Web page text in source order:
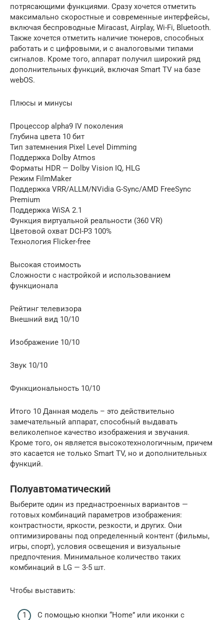
потрясающими функциями. Сразу хочется отметить
максимально скоростные и современные интерфейсы,
включая беспроводные Miracast, Airplay, Wi-Fi, Bluetooth.
Также хочется отметить наличие тюнеров, способных
работать и с цифровыми, и с аналоговыми типами
сигналов. Кроме того, аппарат получил широкий ряд
дополнительных функций, включая Smart TV на базе
webOS.
Плюсы и минусы
Процессор alpha9 IV поколения
Глубина цвета 10 бит
Тип затемнения Pixel Level Dimming
Поддержка Dolby Atmos
Форматы HDR — Dolby Vision IQ, HLG
Режим FilmMaker
Поддержка VRR/ALLM/NVidia G-Sync/AMD FreeSync
Premium
Поддержка WiSA 2.1
Функция виртуальной реальности (360 VR)
Цветовой охват DCI-P3 100%
Технология Flicker-free
Высокая стоимость
Сложности с настройкой и использованием
функционала
Рейтинг телевизора
Внешний вид 10/10
Изображение 10/10
Звук 10/10
Функциональность 10/10
Итого 10 Данная модель – это действительно
замечательный аппарат, способный выдавать
великолепное качество изображения и звучания.
Кроме того, он является высокотехнологичным, причем
это касается не только Smart TV, но и дополнительных
функций.
Полуавтоматический
Выберите один из преднастроенных вариантов —
готовых комбинаций параметров изображения:
контрастности, яркости, резкости, и других. Они
оптимизированы под определенный контент (фильмы,
игры, спорт), условия освещения и визуальные
предпочтения. Минимальное количество таких
комбинаций в LG — 3-5 шт.
Чтобы выставить:
С помощью кнопки “Home” или иконки с